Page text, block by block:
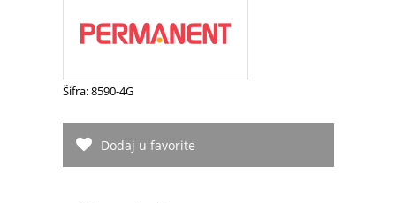
Šifra: 8590-4G
Dodaj u favorite